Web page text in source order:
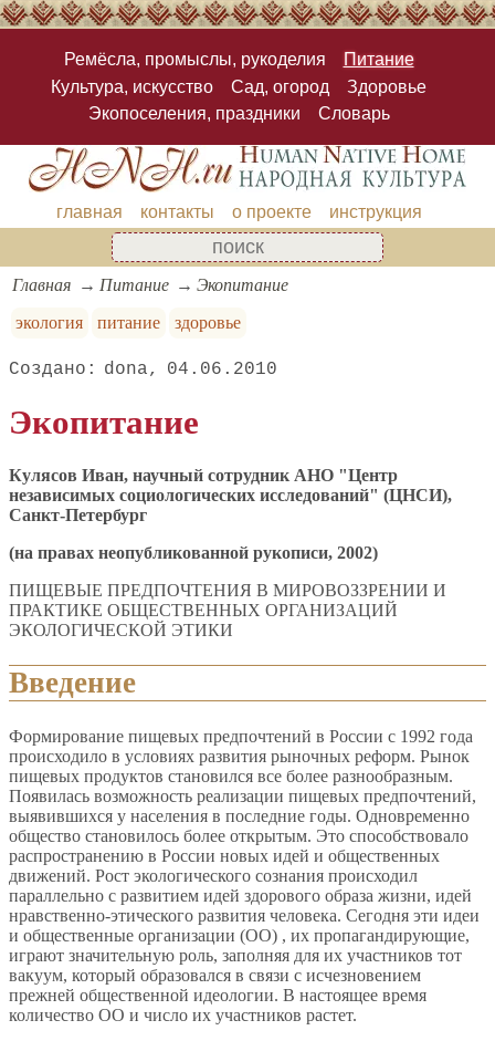
Ремёсла, промыслы, рукоделия
Питание
Культура, искусство
Сад, огород
Здоровье
Экопоселения, праздники
Словарь
главная контакты о проекте инструкция
Главная Питание
Экопитание
экология
питание здоровье
dona 04.06.2010
Экопитание
Кулясов Иван, научный сотрудник АНО "Центр
независимых социологических исследований" (ЦНСИ),
Санкт-Петербург
(на правах неопубликованной рукописи, 2002)
ПИЩЕВЫЕ ПРЕДПОЧТЕНИЯ В МИРОВОЗЗРЕНИИ И
ПРАКТИКЕ ОБЩЕСТВЕННЫХ ОРГАНИЗАЦИЙ
ЭКОЛОГИЧЕСКОЙ ЭТИКИ
Введение
Формирование пищевых предпочтений в России с 1992 года
происходило в условиях развития рыночных реформ. Рынок
пищевых продуктов становился все более разнообразным.
Появилась возможность реализации пищевых предпочтений,
выявившихся у населения в последние годы. Одновременно
общество становилось более открытым. Это способствовало
распространению в России новых идей и общественных
движений. Рост экологического сознания происходил
параллельно с развитием идей здорового образа жизни, идей
нравственно-этического развития человека. Сегодня эти идеи
и общественные организации (ОО) , их пропагандирующие,
играют значительную роль, заполняя для их участников тот
вакуум, который образовался в связи с исчезновением
прежней общественной идеологии. В настоящее время
количество ОО и число их участников растет.